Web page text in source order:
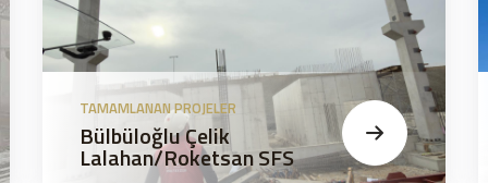
TAMAMLANAN PROJELER
Bülbüloğlu Çelik
Lalahan/Roketsan SFS